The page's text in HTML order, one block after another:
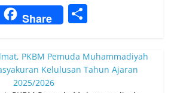
Share
ar
e